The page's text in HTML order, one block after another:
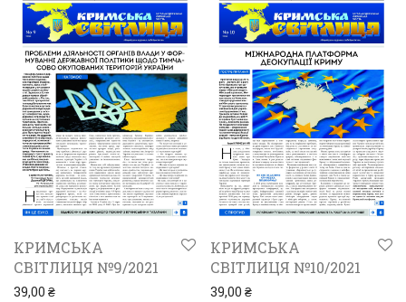
КРИМСЬКА
СВІТЛИЦЯ №9/2021
39,00 ₴
КРИМСЬКА
СВІТЛИЦЯ №10/2021
39,00 ₴